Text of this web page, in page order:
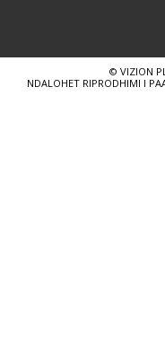
© VIZION
NDALOHET RIPRODHIMI I